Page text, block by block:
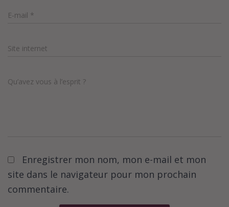
E-mail *
Site internet
Qu’avez vous à l’esprit ?
Enregistrer mon nom, mon e-mail et mon
site dans le navigateur pour mon prochain
commentaire.